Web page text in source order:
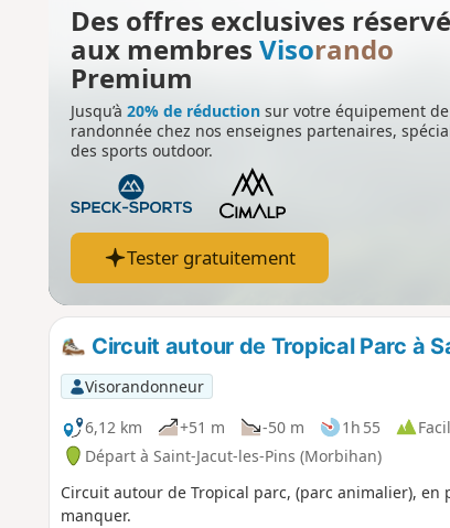
Des offres exclusives
aux membres Visorando
Premium
Jusqu’à 20% de réductionsur votre équipement de
randonnée chez nos enseignes partenaires,
des sports outdoor.
Tester gratuitement
Circuit autour de Tropical Parc à
Visorandonneur
6,12 km
+51 m -50 m 1h 55
Départ à Saint-Jacut-les-Pins (Morbihan)
Circuit autour de Tropical parc, (parc animalier), en
manquer.